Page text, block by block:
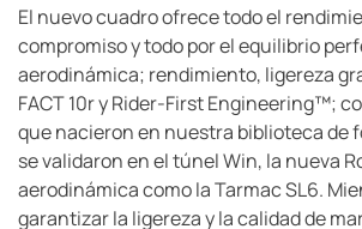
El nuevo cuadro ofrece todo el
compromiso y todo por el equilibrio
aerodinámica; rendimiento, ligereza
FACT 10r y Rider-First Engineering™;
que nacieron en nuestra biblioteca de
se validaron en el túnel Win, la nueva
aerodinámica como la Tarmac SL6.
garantizar la ligereza y la calidad de